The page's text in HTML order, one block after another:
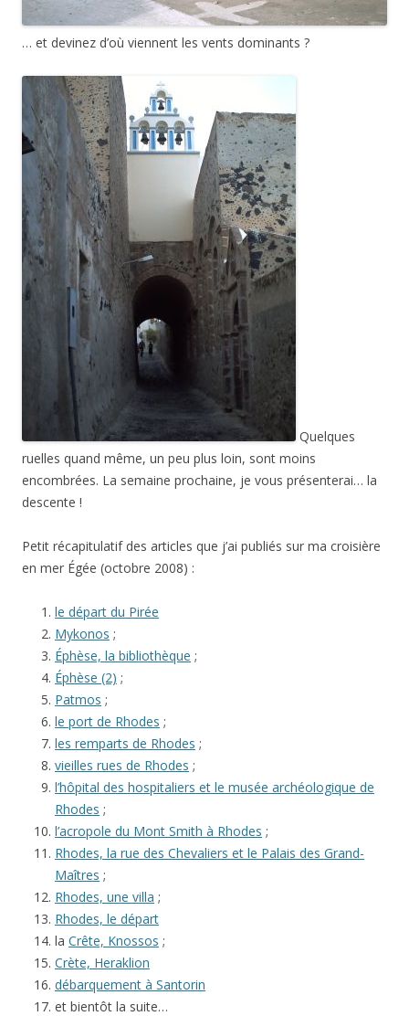
… et devinez d’où viennent les vents dominants ?
Quelques
ruelles quand même, un peu plus loin, sont moins
encombrées. La semaine prochaine, je vous présenterai… la
descente !
Petit récapitulatif des articles que j’ai publiés sur ma croisière
en mer Égée (octobre 2008) :
le départ du Pirée
Mykonos ;
Éphèse, la bibliothèque ;
Éphèse (2) ;
Patmos ;
le port de Rhodes ;
les remparts de Rhodes ;
vieilles rues de Rhodes ;
l’hôpital des hospitaliers et le musée archéologique de
Rhodes ;
l’acropole du Mont Smith à Rhodes ;
Rhodes, la rue des Chevaliers et le Palais des Grand-
Maîtres ;
Rhodes, une villa ;
Rhodes, le départ
la Crête, Knossos ;
Crète, Heraklion
débarquement à Santorin
et bientôt la suite…